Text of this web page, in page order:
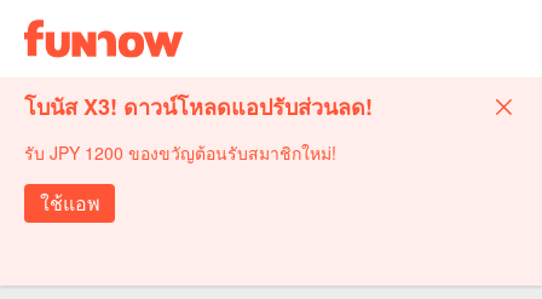
โบนัส X3! ดาวน์โหลดแอปรับส่วนลด!
รับ JPY 1200 ของขวัญต้อนรับสมาชิกใหม่!
ใช้แอพ